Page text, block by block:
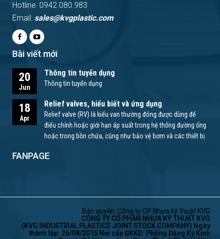
Hotline: 0942.080.983
Email: sales@kvgplastic.com
Bài viết mới
20
Jun
Thông tin tuyển dụng
Thông tin tuyển dụng
18
Apr
Relief valves, hiểu biết và ứng dụng
Relief valve (RV) là kiểu van thường đóng được dùng để
điểu chỉnh hoặc giới hạn áp suất trong hệ thống đường ống
hoặc trong bồn chứa, cũng như bảo vệ bơm và các thiết bị
FANPAGE
Bản quyền: Công ty CP Nhựa kỹ thuật KVG
CÔNG TY CỔ PHẦN NHỰA KỸ THUẬT KVG
(KVG INDUSTRIAL PLASTICS JOINT STOCK COMPANY) Ngày
thành lập: 26/08/2015 Nơi cấp ĐKKD: Phòng Đăng Ký Kinh